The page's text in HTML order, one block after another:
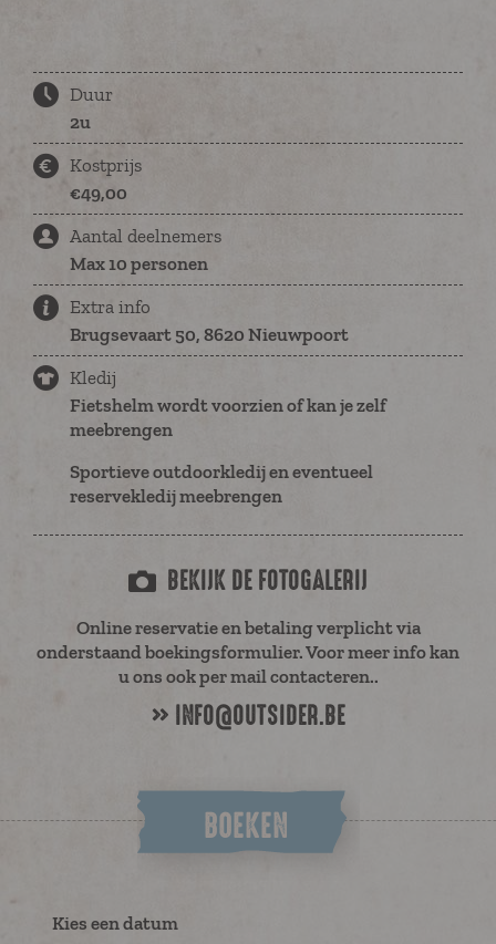
Duur
2u
Kostprijs
€49,00
Aantal deelnemers
Max 10 personen
Extra info
Brugsevaart 50, 8620 Nieuwpoort
Kledij
Fietshelm wordt voorzien of kan je zelf
meebrengen
Sportieve outdoorkledij en eventueel
reservekledij meebrengen
BEKIJK DE FOTOGALERIJ
Online reservatie en betaling verplicht via
onderstaand boekingsformulier. Voor meer info kan
u ons ook per mail contacteren..
INFO@OUTSIDER.BE
BOEKEN
Kies een datum